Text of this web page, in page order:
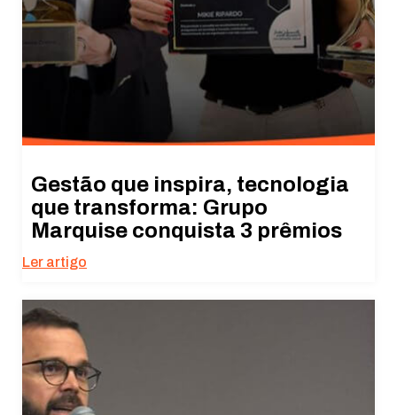
Gestão que inspira, tecnologia
que transforma: Grupo
Marquise conquista 3 prêmios
Ler artigo